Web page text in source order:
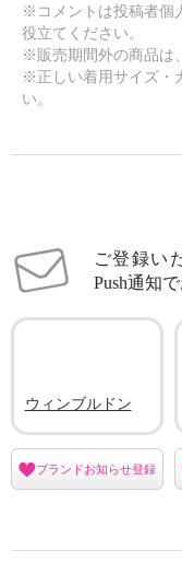
※コメントは投稿者個
役立てください。
※販売期間外の商品は
※正しい着用サイズ・
い。
ご登録い
Push通知
ウィンブルドン
ブランドお知らせ登録